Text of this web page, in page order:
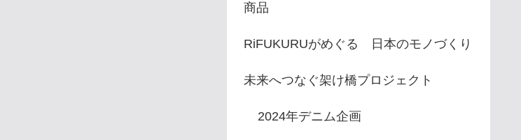
商品
RiFUKURUがめぐる 日本のモノづくり
未来へつなぐ架け橋プロジェクト
2024年デニム企画